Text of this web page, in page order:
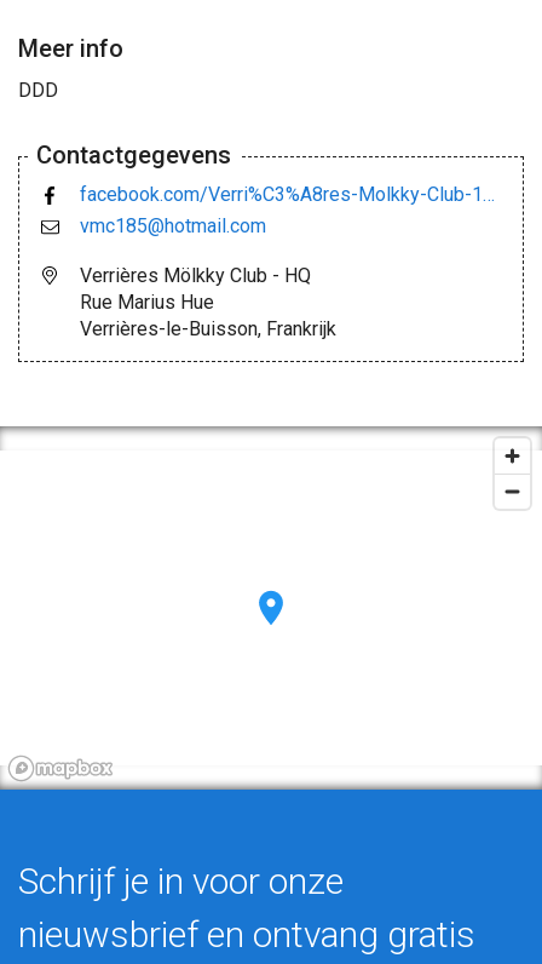
Meer info
DDD
Contactgegevens
facebook.com/Verri%C3%A8res-Molkky-Club-185-163168687772001/
vmc185@hotmail.com
Verrières Mölkky Club - HQ
Rue Marius Hue
Verrières-le-Buisson, Frankrijk
Schrijf je in voor onze
nieuwsbrief en ontvang gratis